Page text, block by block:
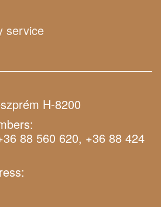
service
H-8200
88 560 620, +36 88 424